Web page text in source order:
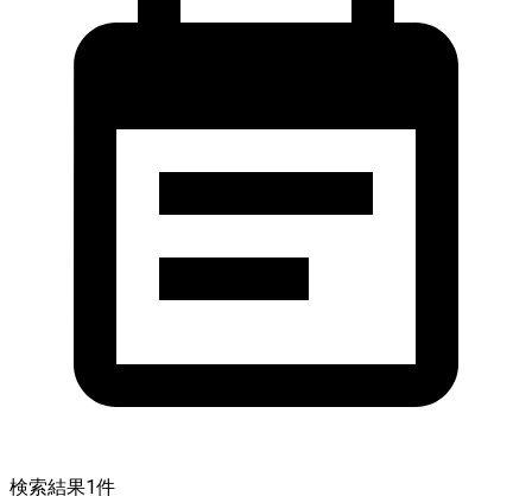
検索結果1件